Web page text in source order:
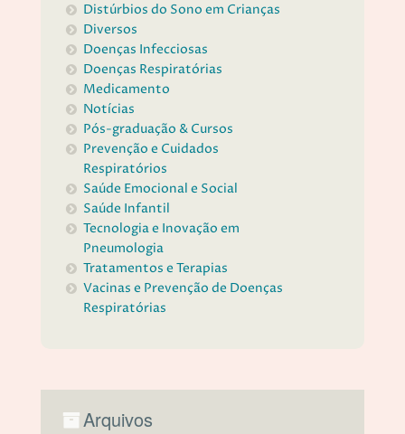
Distúrbios do Sono em Crianças
Diversos
Doenças Infecciosas
Doenças Respiratórias
Medicamento
Notícias
Pós-graduação & Cursos
Prevenção e Cuidados
Respiratórios
Saúde Emocional e Social
Saúde Infantil
Tecnologia e Inovação em
Pneumologia
Tratamentos e Terapias
Vacinas e Prevenção de Doenças
Respiratórias
Arquivos